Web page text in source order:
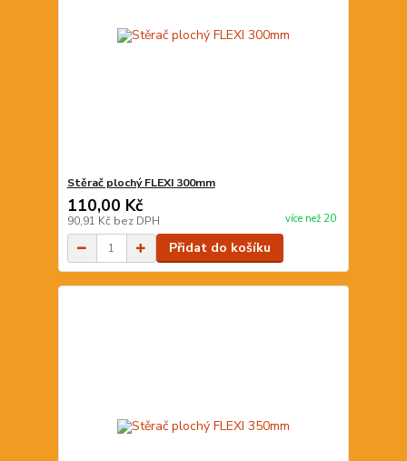
Stěrač plochý FLEXI 300mm
110,00 Kč
90,91 Kč bez DPH více než 20
Přidat do košíku